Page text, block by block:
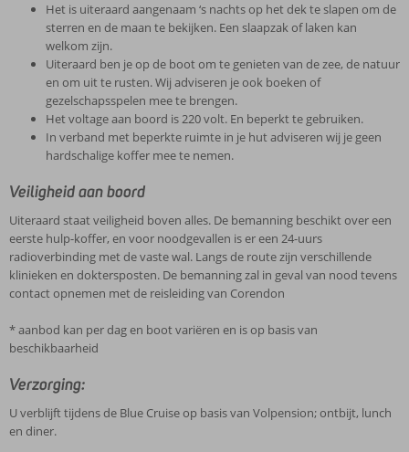
Het is uiteraard aangenaam ‘s nachts op het dek te slapen om de
sterren en de maan te bekijken. Een slaapzak of laken kan
welkom zijn.
Uiteraard ben je op de boot om te genieten van de zee, de natuur
en om uit te rusten. Wij adviseren je ook boeken of
gezelschapsspelen mee te brengen.
Het voltage aan boord is 220 volt. En beperkt te gebruiken.
In verband met beperkte ruimte in je hut adviseren wij je geen
hardschalige koffer mee te nemen.
Veiligheid aan boord
Uiteraard staat veiligheid boven alles. De bemanning beschikt over een
eerste hulp-koffer, en voor noodgevallen is er een 24-uurs
radioverbinding met de vaste wal. Langs de route zijn verschillende
klinieken en doktersposten. De bemanning zal in geval van nood tevens
contact opnemen met de reisleiding van Corendon
* aanbod kan per dag en boot variëren en is op basis van
beschikbaarheid
Verzorging:
U verblijft tijdens de Blue Cruise op basis van Volpension; ontbijt, lunch
en diner.